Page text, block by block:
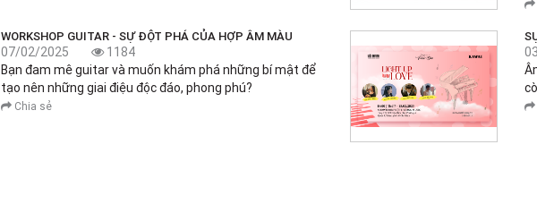
WORKSHOP GUITAR - SỰ ĐỘT PHÁ CỦA HỢP ÂM MÀU
07/02/2025
1184
Bạn đam mê guitar và muốn khám phá những bí mật để
tạo nên những giai điệu độc đáo, phong phú?
Chia sẻ